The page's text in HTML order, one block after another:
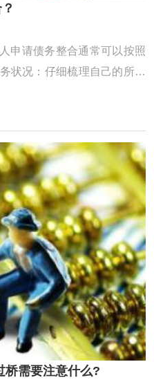
申请债务整合通常可以按照
状况：仔细梳理自己的所有
的整合计划。2. 寻找合适的
咨询金融机构、网上搜索等
，如债务协 ...
桥需要注意什么?